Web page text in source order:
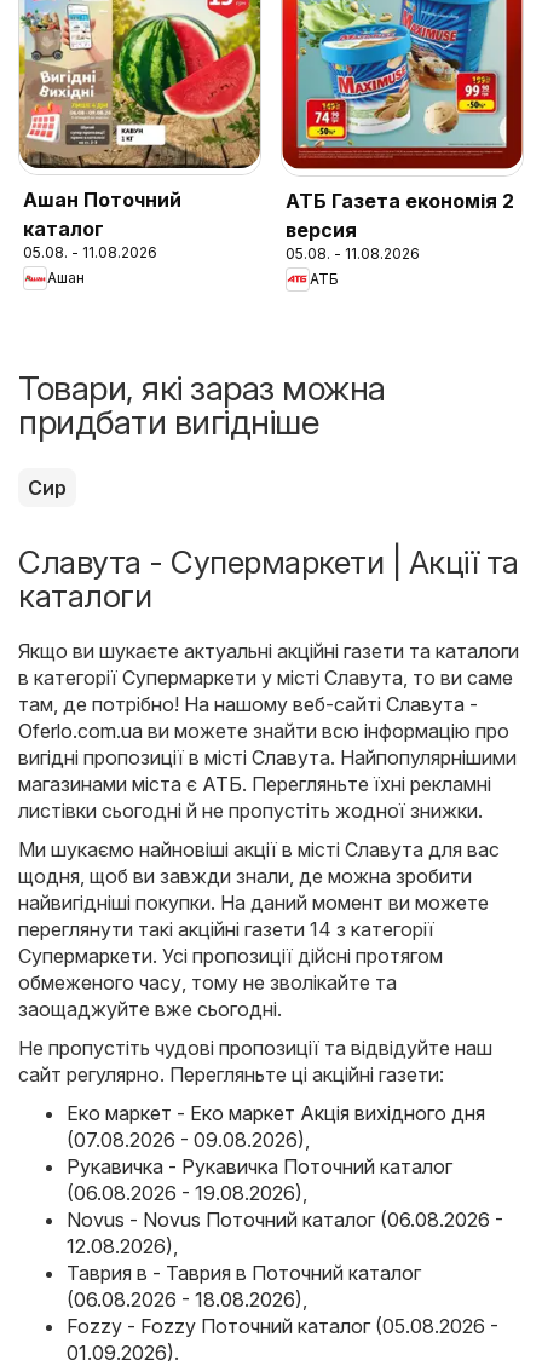
Ашан Поточний
каталог
05.08. - 11.08.2026
Ашан
АТБ Газета економія 2
версия
05.08. - 11.08.2026
АТБ
Товари, які зараз можна
придбати вигідніше
Сир
Славута - Супермаркети | Акції та
каталоги
Якщо ви шукаєте актуальні акційні газети та каталоги
в категорії Супермаркети у місті Славута, то ви саме
там, де потрібно! На нашому веб-сайті Славута -
Oferlo.com.ua ви можете знайти всю інформацію про
вигідні пропозиції в місті Славута. Найпопулярнішими
магазинами міста є АТБ. Перегляньте їхні рекламні
листівки сьогодні й не пропустіть жодної знижки.
Ми шукаємо найновіші акції в місті Славута для вас
щодня, щоб ви завжди знали, де можна зробити
найвигідніші покупки. На даний момент ви можете
переглянути такі акційні газети 14 з категорії
Супермаркети. Усі пропозиції дійсні протягом
обмеженого часу, тому не зволікайте та
заощаджуйте вже сьогодні.
Не пропустіть чудові пропозиції та відвідуйте наш
сайт регулярно. Перегляньте ці акційні газети:
Еко маркет - Еко маркет Акція вихідного дня
(07.08.2026 - 09.08.2026)
Рукавичка - Рукавичка Поточний каталог
(06.08.2026 - 19.08.2026)
Novus - Novus Поточний каталог (06.08.2026 -
12.08.2026)
Таврия в - Таврия в Поточний каталог
(06.08.2026 - 18.08.2026)
Fozzy - Fozzy Поточний каталог (05.08.2026 -
01.09.2026).